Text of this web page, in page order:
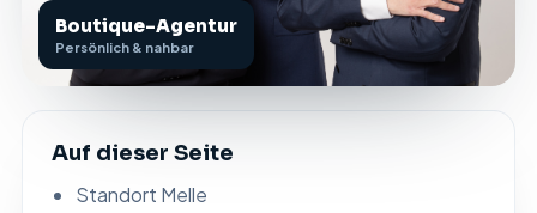
Boutique-Agentur
Persönlich & nahbar
Auf dieser Seite
Standort Melle